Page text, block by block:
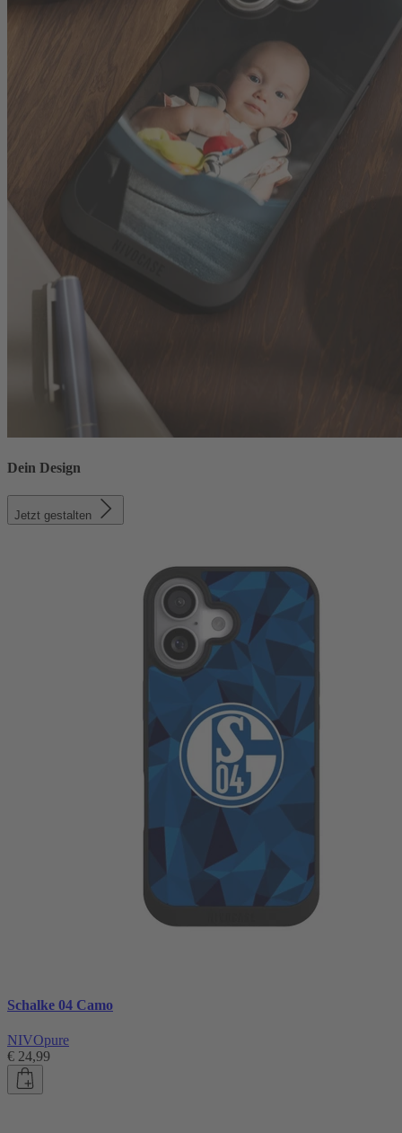
Dein Design
Jetzt gestalten
Schalke 04 Camo
NIVOpure
€ 24,99